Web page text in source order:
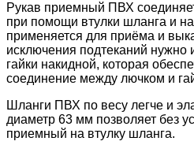
Рукав приемный ПВХ
при помощи втулки шланга и
применяется для приёма и
исключения подтеканий нужно
гайки накидной, которая
соединение между лючком и
Шланги ПВХ по весу легче и
диаметр 63 мм позволяет без
приемный на втулку шланга.